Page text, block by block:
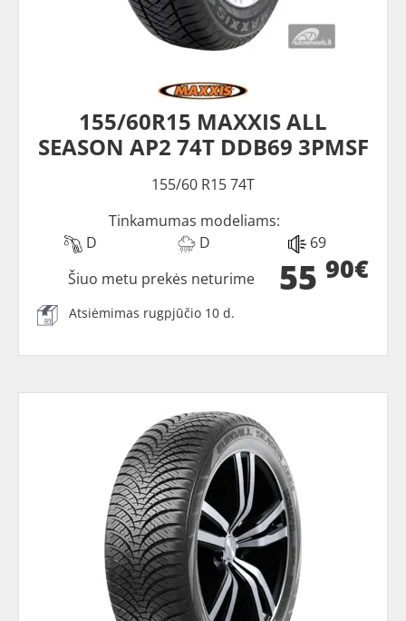
155/60R15 MAXXIS ALL
SEASON AP2 74T DDB69 3PMSF
155/60 R15 74T
Tinkamumas modeliams:
D
D 69
55 90€
Šiuo metu prekės neturime
Atsiėmimas rugpjūčio 10 d.